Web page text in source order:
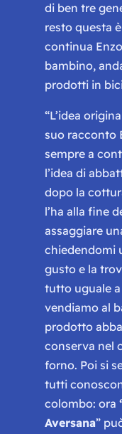
di ben tre
resto questa
continua Enzo
bambino,
prodotti in
“L’idea
suo racconto
sempre a
l’idea di
dopo la
l’ha alla fine
assaggiare
chiedendomi
gusto e la
tutto uguale
vendiamo al
prodotto
conserva nel
forno. Poi si
tutti
colombo: ora
Aversana”